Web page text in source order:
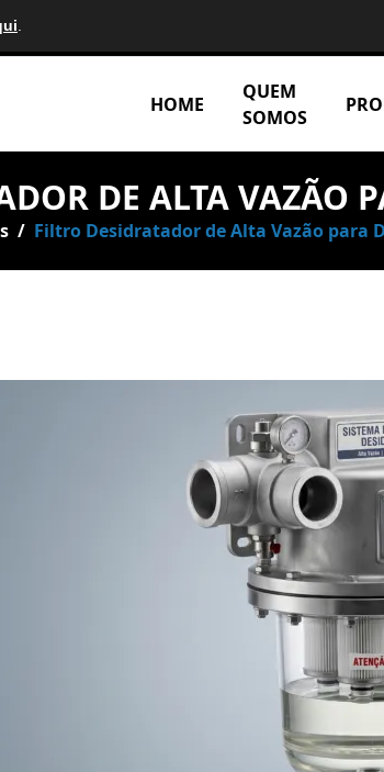
HOME
QUEM
SOMOS
DE ALTA VAZÃO
/ Filtro Desidratador de Alta Vazão para